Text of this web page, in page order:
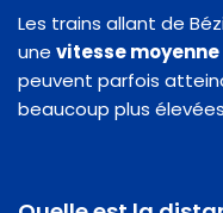
Les trains allant de
une vitesse moyenne
peuvent parfois
beaucoup plus